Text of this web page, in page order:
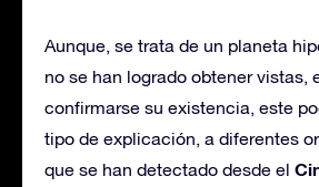
Aunque, se trata de un planeta
no se han logrado obtener vistas,
confirmarse su existencia, este
tipo de explicación, a diferentes
que se han detectado desde el